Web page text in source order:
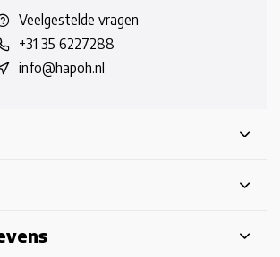
Veelgestelde vragen
+31 35 6227288
info@hapoh.nl